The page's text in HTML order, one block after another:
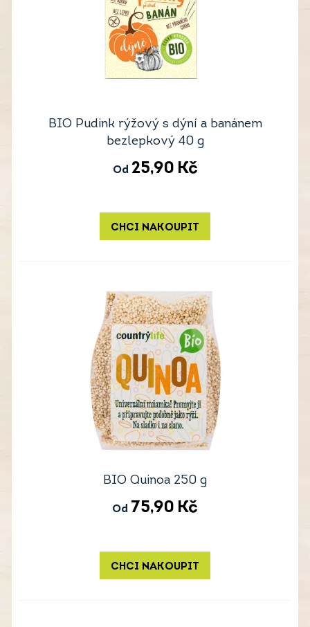
BIO Pudink rýžový s dýní a banánem
bezlepkový 40 g
Od 25,90 Kč
CHCI NAKOUPIT
BIO Quinoa 250 g
Od 75,90 Kč
CHCI NAKOUPIT